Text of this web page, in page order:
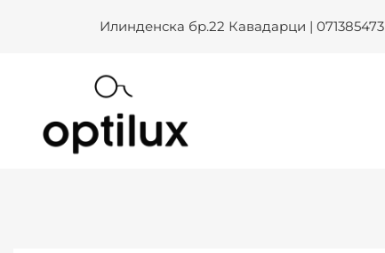
Илинденска бр.22 Кавадарци | 071385473